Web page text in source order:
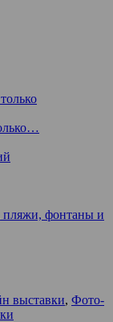
пляжи, фонтаны и
выставки, Фото-